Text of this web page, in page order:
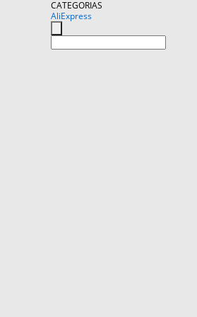
CATEGORIAS
AliExpress